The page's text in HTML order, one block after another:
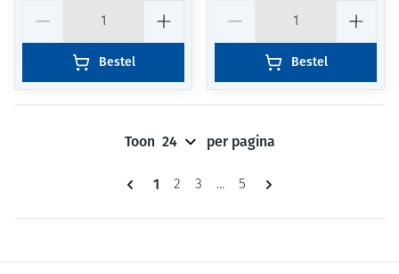
Bestel Bestel
Pagina's
U lees momenteel pagina
1 Pagina
2 Pagina
3 ... Pagina
5
Toon per pagina